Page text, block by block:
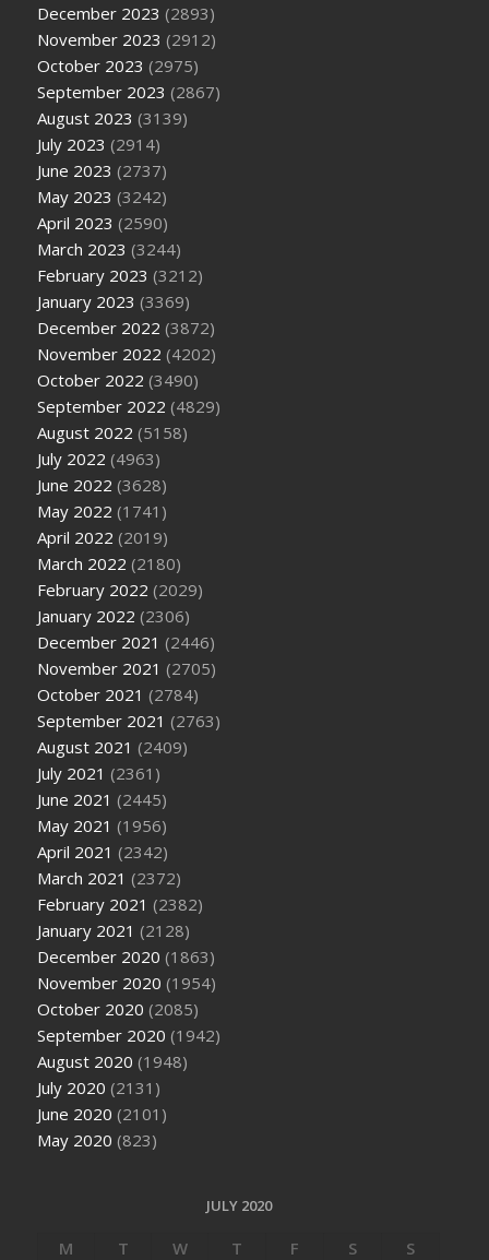
December 2023 (2893)
November 2023 (2912)
October 2023 (2975)
September 2023 (2867)
August 2023 (3139)
July 2023 (2914)
June 2023 (2737)
May 2023 (3242)
April 2023 (2590)
March 2023 (3244)
February 2023 (3212)
January 2023 (3369)
December 2022 (3872)
November 2022 (4202)
October 2022 (3490)
September 2022 (4829)
August 2022 (5158)
July 2022 (4963)
June 2022 (3628)
May 2022 (1741)
April 2022 (2019)
March 2022 (2180)
February 2022 (2029)
January 2022 (2306)
December 2021 (2446)
November 2021 (2705)
October 2021 (2784)
September 2021 (2763)
August 2021 (2409)
July 2021 (2361)
June 2021 (2445)
May 2021 (1956)
April 2021 (2342)
March 2021 (2372)
February 2021 (2382)
January 2021 (2128)
December 2020 (1863)
November 2020 (1954)
October 2020 (2085)
September 2020 (1942)
August 2020 (1948)
July 2020 (2131)
June 2020 (2101)
May 2020 (823)
JULY 2020
M T W T F S
S